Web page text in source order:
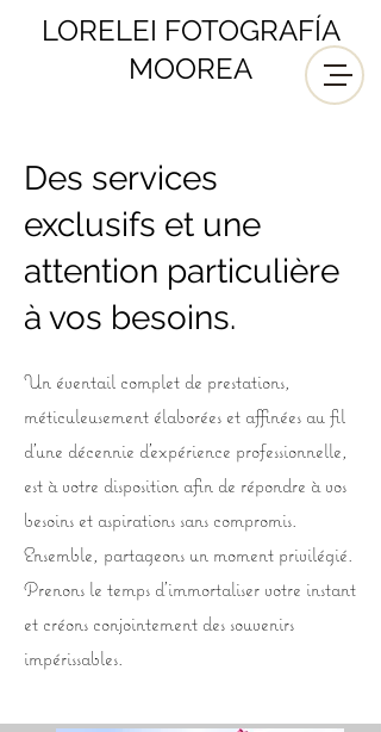
LORELEI FOTOGRAFÍA
MOOREA
Des services
exclusifs et une
attention particulière
à vos besoins.
Un éventail complet de prestations,
méticuleusement élaborées et affinées au fil
d’une décennie d’expérience professionnelle,
est à votre disposition afin de répondre à vos
besoins et aspirations sans compromis.
Ensemble, partageons un moment privilégié.
Prenons le temps d’immortaliser votre instant
et créons conjointement des souvenirs
impérissables.